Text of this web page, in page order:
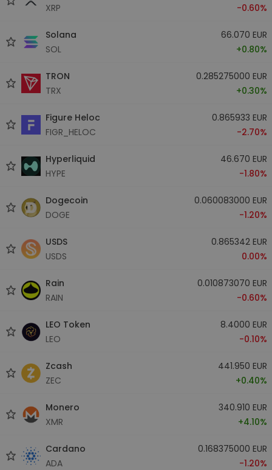
XRP
-0.60%
Solana
SOL
66.070 EUR
+0.80%
TRON
TRX
0.285275000 EUR
+0.30%
Figure Heloc
FIGR_HELOC
0.865933 EUR
-2.70%
Hyperliquid
HYPE
46.670 EUR
-1.80%
Dogecoin
DOGE
0.060083000 EUR
-1.20%
USDS
USDS
0.865342 EUR
0.00%
Rain
RAIN
0.010873070 EUR
-0.60%
LEO Token
LEO
8.4000 EUR
-0.10%
Zcash
ZEC
441.950 EUR
+0.40%
Monero
XMR
340.910 EUR
+4.10%
Cardano
ADA
0.168375000 EUR
-1.20%